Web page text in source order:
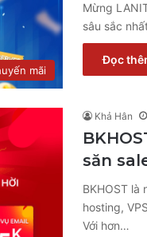
mãi
Mừng
sâu sắc
Đọc
Khả Hân
săn
BKHOST là
hosting,
Với hơn…